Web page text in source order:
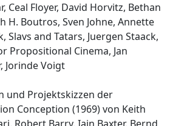
Ceal Floyer, David Horvitz, Bethan
H. Boutros, Sven Johne, Annette
Slavs and Tatars, Juergen Staack,
Propositional Cinema, Jan
Jorinde Voigt
und Projektskizzen der
Conception (1969) von Keith